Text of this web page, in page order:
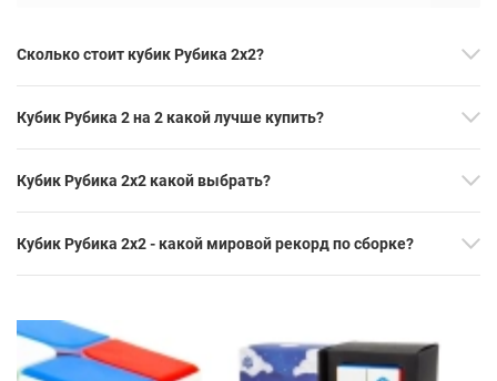
Сколько стоит кубик Рубика 2х2?
Кубик Рубика 2 на 2 какой лучше купить?
Кубик Рубика 2х2 какой выбрать?
Кубик Рубика 2х2 - какой мировой рекорд по сборке?